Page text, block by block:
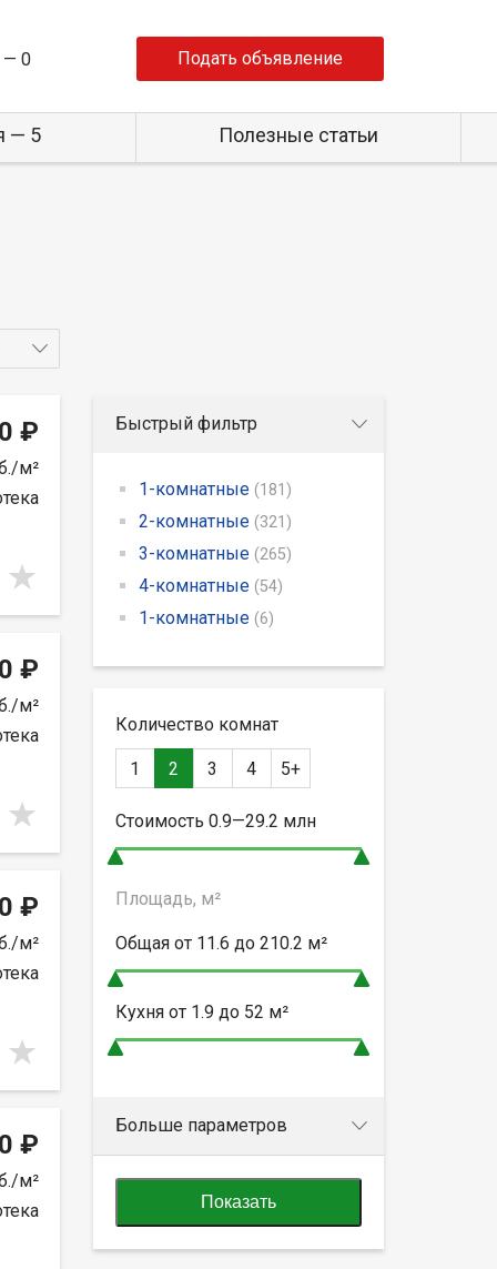
— 0 Подать объявление
— 5 Полезные статьи
₽
м²
₽
м²
₽
м²
₽
м²
Быстрый фильтр
1-комнатные (181)
2-комнатные (321)
3-комнатные (265)
4-комнатные (54)
1-комнатные (6)
Количество комнат
1 2 3 4 5+
Стоимость 0.9—29.2 млн
Площадь, м²
Общая от 11.6 до 210.2 м²
Кухня от 1.9 до 52 м²
Больше параметров
Показать